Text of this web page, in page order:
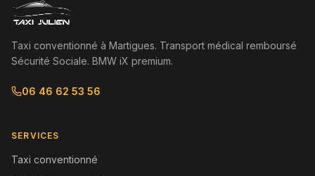
Taxi conventionné à Martigues. Transport médical remboursé
Sécurité Sociale. BMW iX premium.
06 46 62 53 56
SERVICES
Taxi conventionné